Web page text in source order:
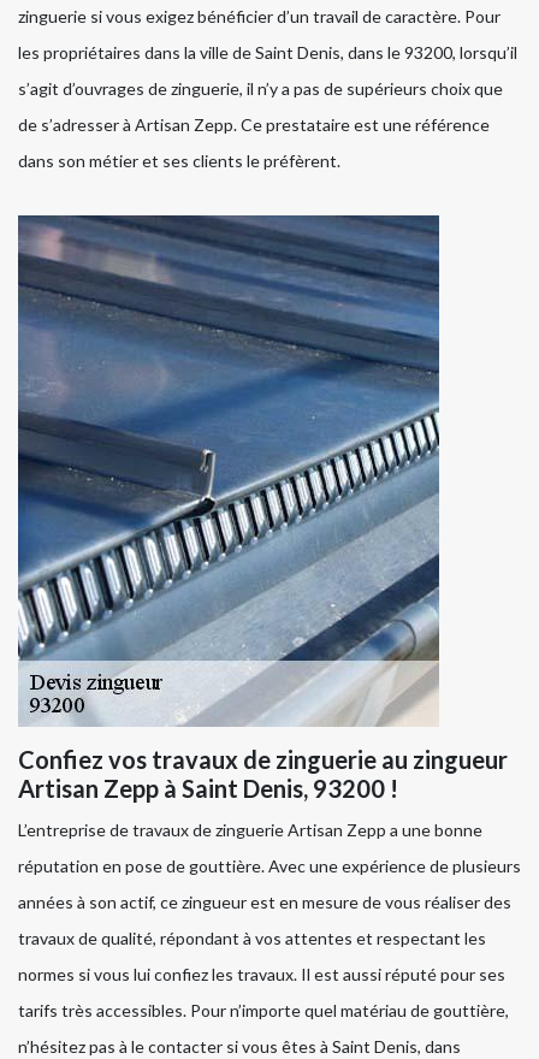
zinguerie si vous exigez bénéficier d’un travail de caractère. Pour
les propriétaires dans la ville de Saint Denis, dans le 93200, lorsqu’il
s’agit d’ouvrages de zinguerie, il n’y a pas de supérieurs choix que
de s’adresser à Artisan Zepp. Ce prestataire est une référence
dans son métier et ses clients le préfèrent.
Confiez vos travaux de zinguerie au zingueur
Artisan Zepp à Saint Denis, 93200 !
L’entreprise de travaux de zinguerie Artisan Zepp a une bonne
réputation en pose de gouttière. Avec une expérience de plusieurs
années à son actif, ce zingueur est en mesure de vous réaliser des
travaux de qualité, répondant à vos attentes et respectant les
normes si vous lui confiez les travaux. Il est aussi réputé pour ses
tarifs très accessibles. Pour n’importe quel matériau de gouttière,
n’hésitez pas à le contacter si vous êtes à Saint Denis, dans